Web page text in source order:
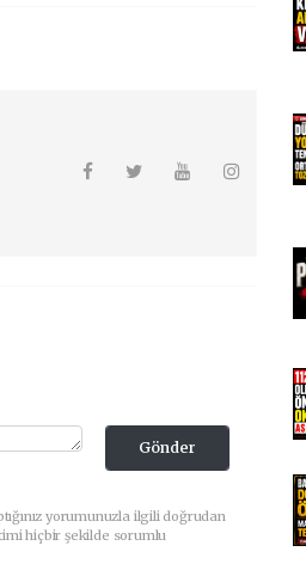
Gönder
yorumunuzla ilgili doğrudan
hiçbir şekilde sorumlu